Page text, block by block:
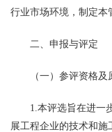
行业市场环境，制定本
二、申报与评定
（一）参评资格及
1.本评选旨在进一
展工程企业的技术和